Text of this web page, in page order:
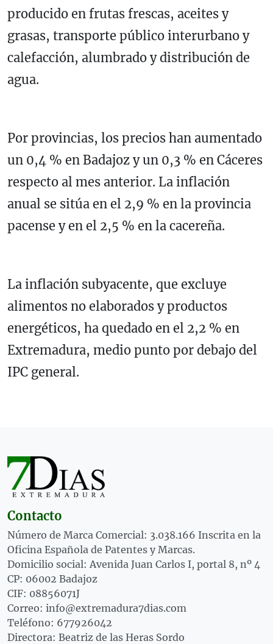
producido en frutas frescas, aceites y
grasas, transporte público interurbano y
calefacción, alumbrado y distribución de
agua.
Por provincias, los precios han aumentado
un 0,4 % en Badajoz y un 0,3 % en Cáceres
respecto al mes anterior. La inflación
anual se sitúa en el 2,9 % en la provincia
pacense y en el 2,5 % en la cacereña.
La inflación subyacente, que excluye
alimentos no elaborados y productos
energéticos, ha quedado en el 2,2 % en
Extremadura, medio punto por debajo del
IPC general.
Contacto
Número de Marca Comercial: 3.038.166 Inscrita en la
Oficina Española de Patentes y Marcas.
Domicilio social: Avenida Juan Carlos I, portal 8, nº 4
CP: 06002 Badajoz
CIF: 08856071J
Correo: info@extremadura7dias.com
Teléfono: 677926042
Directora: Beatriz de las Heras Sordo